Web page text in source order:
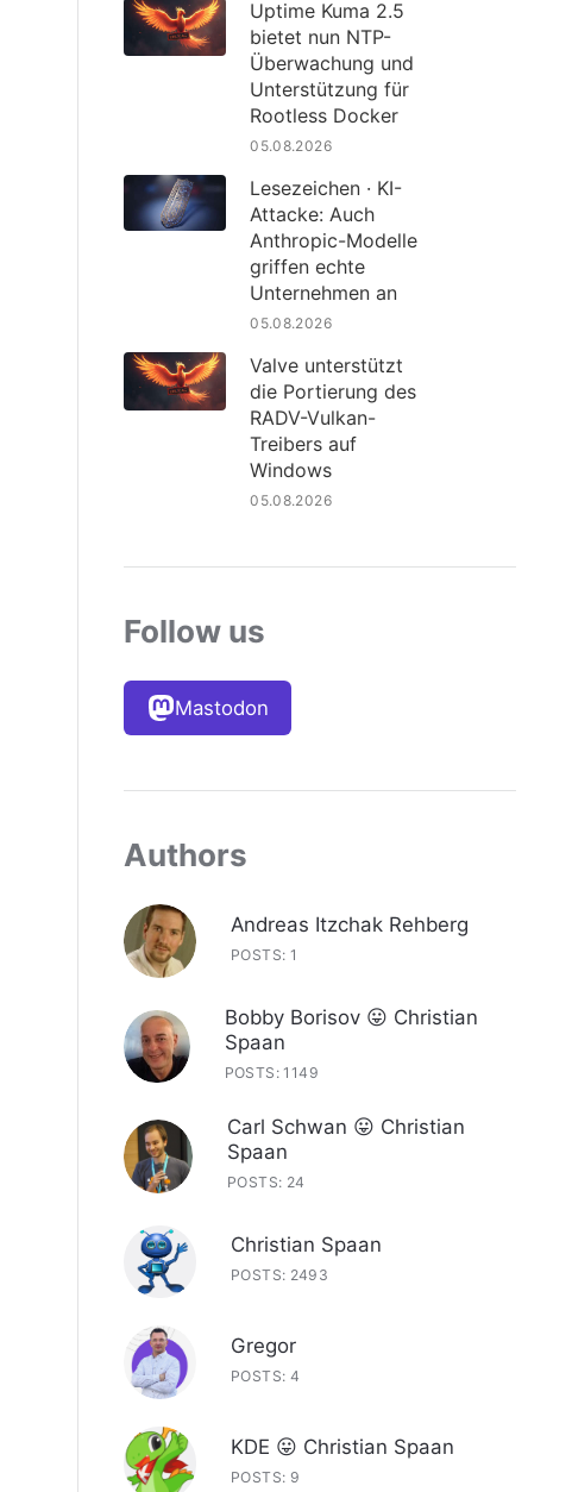
Uptime Kuma 2.5
bietet nun NTP-
Überwachung und
Unterstützung für
Rootless Docker
05.08.2026
Lesezeichen · KI-
Attacke: Auch
Anthropic-Modelle
griffen echte
Unternehmen an
05.08.2026
Valve unterstützt
die Portierung des
RADV-Vulkan-
Treibers auf
Windows
05.08.2026
Follow us
Mastodon
Authors
Andreas Itzchak Rehberg
POSTS: 1
Bobby Borisov 😛 Christian
Spaan
POSTS: 1149
Carl Schwan 😛 Christian
Spaan
POSTS: 24
Christian Spaan
POSTS: 2493
Gregor
POSTS: 4
KDE 😛 Christian Spaan
POSTS: 9